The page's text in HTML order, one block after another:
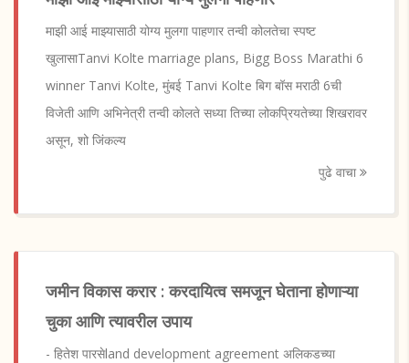
माझी आई माझ्यासाठी योग्य मुलगा पाहणार तन्वी कोलतेचा स्पष्ट
खुलासाTanvi Kolte marriage plans, Bigg Boss Marathi 6
winner Tanvi Kolte, मुंबई Tanvi Kolte बिग बॉस मराठी 6ची
विजेती आणि अभिनेत्री तन्वी कोलते सध्या तिच्या लोकप्रियतेच्या शिखरावर
असून, शो जिंकल्य
पुढे वाचा
जमीन विकास करार : करदायित्व समजून घेताना होणाऱ्या
चुका आणि त्यावरील उपाय
- हितेश पारसेland development agreement अलिकडच्या